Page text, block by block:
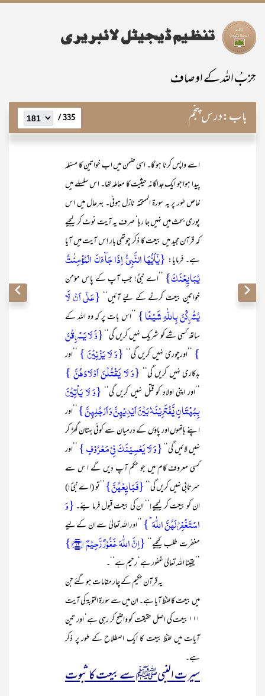
حِزبُ اللہ کے اوصاف
باب:درس پنجم 335 /
اسے واپس کرنا ہو گا۔ اسی ضمن میں اب خواتین کا مسئلہ
پیدا ہوا جو ایک جداگانہ حیثیت کا معاملہ تھا۔ اس سلسلے میں
خاص طور پر یہ سورۃ الممتحنہ نازل ہوئی۔ بہرحال میں اس
پوری بحث میں نہیں جا رہا‘ صرف یہ آیت نوٹ کر لیجیے
کہ قرآن مجید میں بیعت کا ذکر چوتھی بار اِس آیت میں آیا
ہے۔ فرمایا: {یٰۤاَیُّہَا النَّبِیُّ اِذَا جَآءَکَ الۡمُؤۡمِنٰتُ
یُبَایِعۡنَکَ} ’’اے نبیؐ! جب آپ کے پاس مؤمن
خواتین بیعت کرنے کے لیے آئیں‘‘ {عَلٰۤی اَنۡ لَّا
یُشۡرِکۡنَ بِاللّٰہِ شَیۡئًا } ’’اس بات پر کہ وہ اللہ کے
ساتھ کسی شے کو شریک نہیں کریں گی‘‘ {وَّ لَا یَسۡرِقۡنَ
} ’’اورچوری نہیں کریں گی‘‘ {وَ لَا یَزۡنِیۡنَ } ’’اور
بدکاری نہیں کریں گی‘‘ {وَ لَا یَقۡتُلۡنَ اَوۡلَادَہُنَّ }
’’اور اپنی اولاد کو قتل نہیں کریں گی‘‘ {وَ لَا یَاۡتِیۡنَ
بِبُہۡتَانٍ یَّفۡتَرِیۡنَہٗ بَیۡنَ اَیۡدِیۡہِنَّ وَ اَرۡجُلِہِنَّ } ’’اور
اپنے ہاتھوں اور پاؤں کے درمیان سے کوئی بہتان گھڑ کر
نہیں لائیں گی‘‘ {وَ لَا یَعۡصِیۡنَکَ فِیۡ مَعۡرُوۡفٍ } ’’اور
کسی معروف کام میں جو حکم آپ دیں گے ا س سے
سرتابی نہیں کریں گی‘‘ {فَبَایِعۡہُنَّ} ’’تو (اے نبیؐ!)
ان کو بیعت کر لیجیے!‘‘ ان کی بیعت قبول فرما یئے۔{وَ
اسۡتَغۡفِرۡ لَہُنَّ اللّٰہَ ؕ} ’’اور اللہ تعالیٰ سے ان کے لیے
مغفرت طلب کیجیے‘‘ {اِنَّ اللّٰہَ غَفُوۡرٌ رَّحِیۡمٌ ﴿۱۲﴾}
’’یقینا اللہ تعالیٰ غفور ہے‘ رحیم ہے‘‘۔
یہ قرآن حکیم کے چار مقامات ہو گئے جن
میں بیعت کا لفظ آیا ہے۔ ان میں سے سورۃ التوبۃ کی آیت
۱۱۱ بیعت کی اصل حقیقت کو واضح کر رہی ہے‘ اور تین
آیات میں لفظ بیعت کا ایک اصطلاح کے طور پر ذکر
ہے۔
سیرت النبیﷺ سے بیعت کا ثبوت